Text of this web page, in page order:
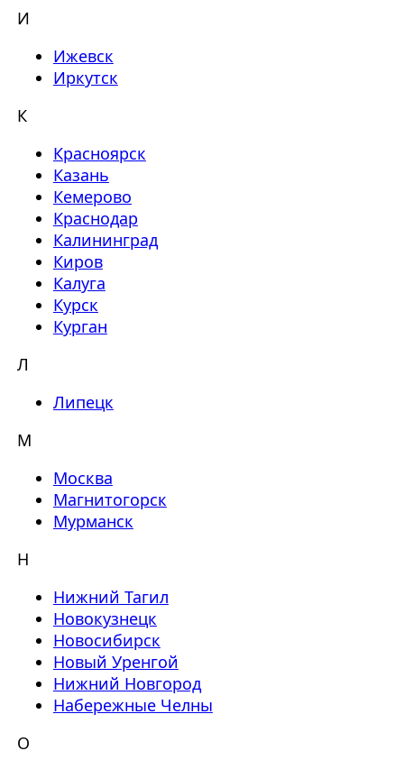
И
Ижевск
Иркутск
К
Красноярск
Казань
Кемерово
Краснодар
Калининград
Киров
Калуга
Курск
Курган
Л
Липецк
М
Москва
Магнитогорск
Мурманск
Н
Нижний Тагил
Новокузнецк
Новосибирск
Новый Уренгой
Нижний Новгород
Набережные Челны
О